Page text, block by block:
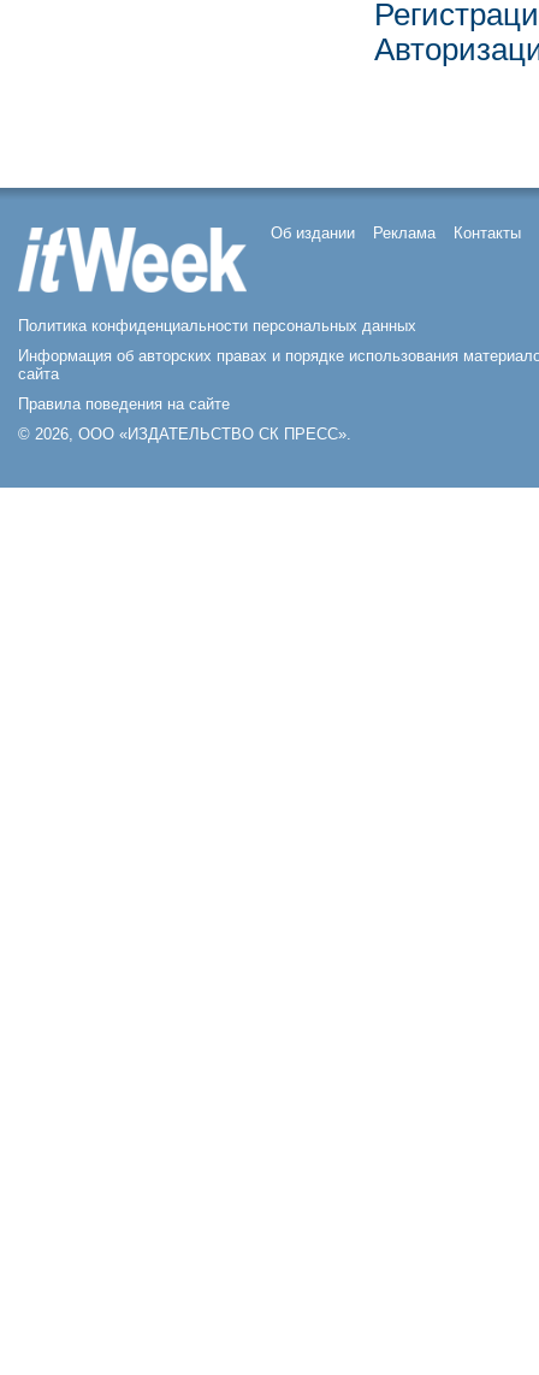
Об издании Реклама Контакты
Политика конфиденциальности персональных данных
Информация об авторских правах и порядке использования
сайта
Правила поведения на сайте
© 2026, ООО «ИЗДАТЕЛЬСТВО СК ПРЕСС».